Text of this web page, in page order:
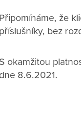
Připomínáme, že
příslušníky, bez
S okamžitou
dne 8.6.2021.